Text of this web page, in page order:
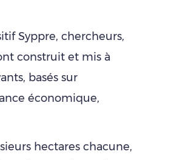
Syppre, chercheurs,
construit et mis à
basés sur
économique,
hectares chacune,